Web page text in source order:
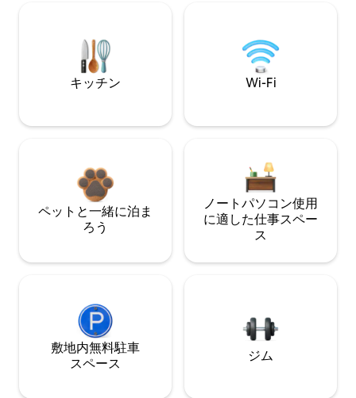
キッチン Wi-Fi
ペットと一緒に泊ま
ろう
ノートパソコン使用
に適した仕事スペー
ス
敷地内無料駐⁠車
ス⁠ペ⁠ー⁠ス
ジム